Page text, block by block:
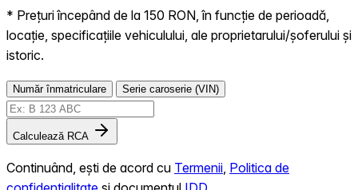
* Prețuri începând de la 150 RON, în funcție de perioadă,
locație, specificațiile vehiculului, ale proprietarului/șoferului și
istoric.
Număr înmatriculare Serie caroserie (VIN)
Calculează RCA
Continuând, ești de acord cu Termenii Politica de